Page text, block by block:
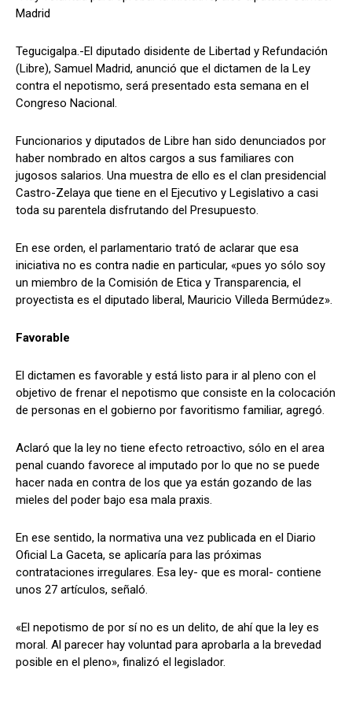
Comparta
Facebook X WhatsApp
Comparta
Facebook X WhatsApp
Madrid
Tegucigalpa.-El diputado disidente de Libertad y Refundación
(Libre), Samuel Madrid, anunció que el dictamen de la Ley
contra el nepotismo, será presentado esta semana en el
Congreso Nacional.
Funcionarios y diputados de Libre han sido denunciados por
haber nombrado en altos cargos a sus familiares con
jugosos salarios. Una muestra de ello es el clan presidencial
Castro-Zelaya que tiene en el Ejecutivo y Legislativo a casi
toda su parentela disfrutando del Presupuesto.
En ese orden, el parlamentario trató de aclarar que esa
iniciativa no es contra nadie en particular, «pues yo sólo soy
un miembro de la Comisión de Etica y Transparencia, el
proyectista es el diputado liberal, Mauricio Villeda Bermúdez».
Favorable
El dictamen es favorable y está listo para ir al pleno con el
objetivo de frenar el nepotismo que consiste en la colocación
de personas en el gobierno por favoritismo familiar, agregó.
Aclaró que la ley no tiene efecto retroactivo, sólo en el area
penal cuando favorece al imputado por lo que no se puede
hacer nada en contra de los que ya están gozando de las
mieles del poder bajo esa mala praxis.
En ese sentido, la normativa una vez publicada en el Diario
Oficial La Gaceta, se aplicaría para las próximas
contrataciones irregulares. Esa ley- que es moral- contiene
unos 27 artículos, señaló.
«El nepotismo de por sí no es un delito, de ahí que la ley es
moral. Al parecer hay voluntad para aprobarla a la brevedad
posible en el pleno», finalizó el legislador.